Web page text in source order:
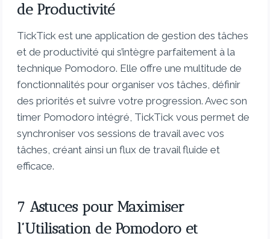
de Productivité
TickTick est une application de gestion des tâches
et de productivité qui s’intègre parfaitement à la
technique Pomodoro. Elle offre une multitude de
fonctionnalités pour organiser vos tâches, définir
des priorités et suivre votre progression. Avec son
timer Pomodoro intégré, TickTick vous permet de
synchroniser vos sessions de travail avec vos
tâches, créant ainsi un flux de travail fluide et
efficace.
7 Astuces pour Maximiser
l’Utilisation de Pomodoro et